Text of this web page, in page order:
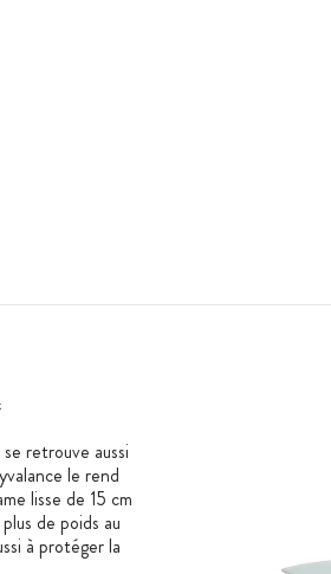
se retrouve aussi
le rend
lisse de 15 cm
de poids au
à protéger la